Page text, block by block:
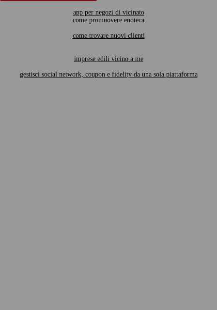
app per negozi di vicinato
come promuovere enoteca
come trovare nuovi clienti
imprese edili vicino a me
gestisci social network, coupon e fidelity da una sola piattaforma